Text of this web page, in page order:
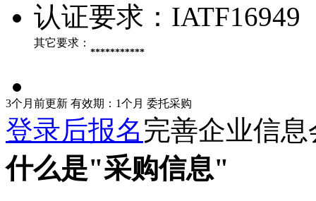
认证要求： IATF16949
其它要求：
***********
3个月前更新 有效期：1个月 委托采购
登录后报名完善企业信
什么是"采购信息"